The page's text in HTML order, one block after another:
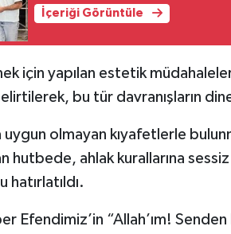
İçeriği Görüntüle
için yapılan estetik
bu tür davranışların
olmayan kıyafetlerle
hutbede, ahlak kurallarına
Efendimiz’in “Allah’ım!